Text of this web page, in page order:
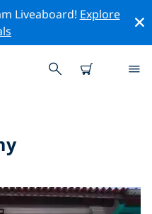
Liveaboard! Explore